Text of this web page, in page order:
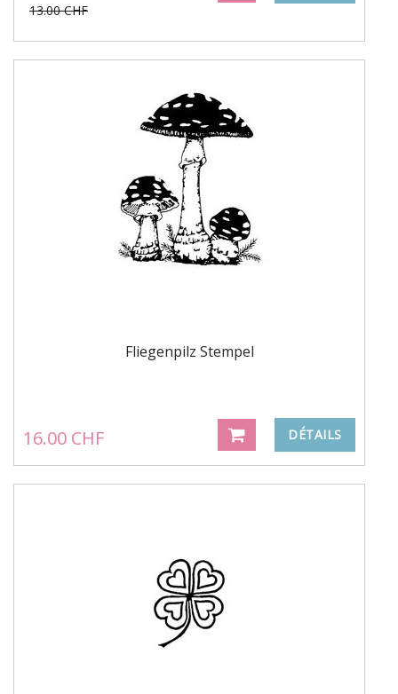
13.00 CHF
Fliegenpilz Stempel
16.00 CHF DÉTAILS